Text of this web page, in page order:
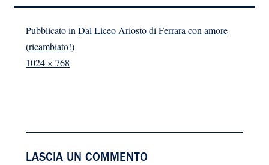
Pubblicato in Dal Liceo Ariosto di Ferrara con amore
(ricambiato!)
A
1024 × 768
LASCIA UN COMMENTO